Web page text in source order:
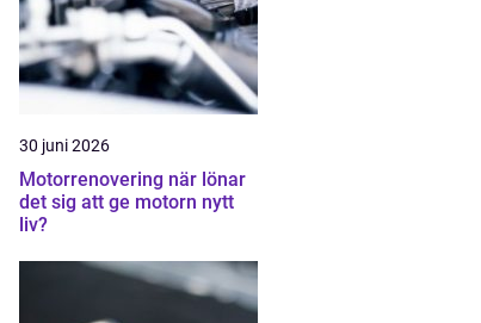
30 juni 2026
Motorrenovering när lönar
det sig att ge motorn nytt
liv?